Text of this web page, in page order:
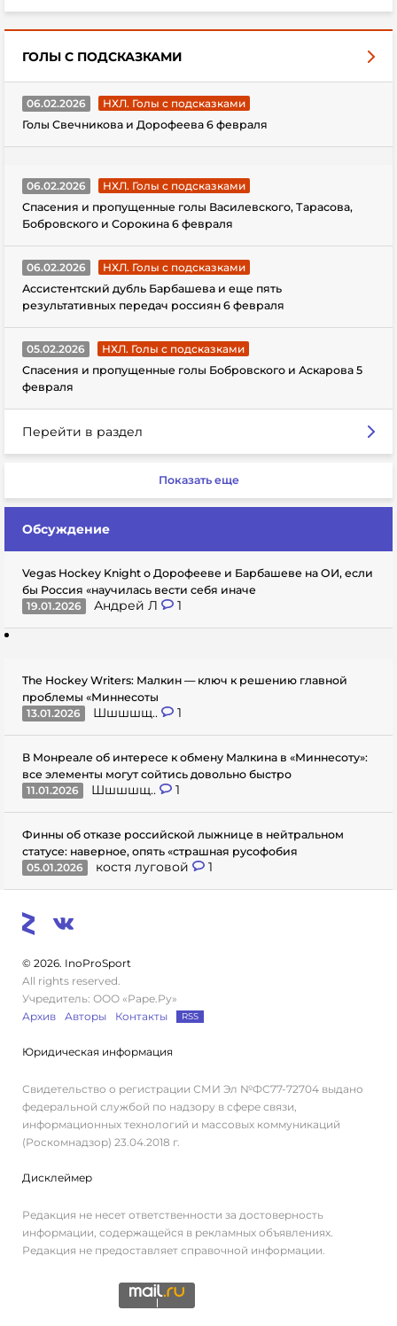
ГОЛЫ С ПОДСКАЗКАМИ
06.02.2026
НХЛ. Голы с подсказками
Голы Свечникова и Дорофеева 6 февраля
06.02.2026
НХЛ. Голы с подсказками
Спасения и пропущенные голы Василевского, Тарасова,
Бобровского и Сорокина 6 февраля
06.02.2026
НХЛ. Голы с подсказками
Ассистентский дубль Барбашева и еще пять
результативных передач россиян 6 февраля
05.02.2026
НХЛ. Голы с подсказками
Спасения и пропущенные голы Бобровского и Аскарова 5
февраля
Перейти в раздел
Показать еще
Обсуждение
Vegas Hockey Knight о Дорофееве и Барбашеве на ОИ, если
бы Россия «научилась вести себя иначе
19.01.2026
Андрей Л 1
The Hockey Writers: Малкин — ключ к решению главной
проблемы «Миннесоты
13.01.2026
Шшшшщ.. 1
В Монреале об интересе к обмену Малкина в «Миннесоту»:
все элементы могут сойтись довольно быстро
11.01.2026
Шшшшщ.. 1
Финны об отказе российской лыжнице в нейтральном
статусе: наверное, опять «страшная русофобия
05.01.2026
костя луговой 1
© 2026. InoProSport
All rights reserved.
Учредитель: ООО «Раре.Ру»
Архив
Авторы Контакты RSS
Юридическая информация
Свидетельство о регистрации СМИ Эл №ФС77-72704 выдано
федеральной службой по надзору в сфере связи,
информационных технологий и массовых коммуникаций
(Роскомнадзор) 23.04.2018 г.
Дисклеймер
Редакция не несет ответственности за достоверность
информации, содержащейся в рекламных объявлениях.
Редакция не предоставляет справочной информации.